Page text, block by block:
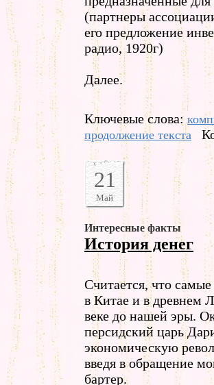
(партнеры
его предложение
радио, 1920г)
Далее.
Ключевые слова:
продолжение текста
21
Май
Интересные факты
История денег
Считается, что
в Китае и в древнем
веке до нашей эры.
персидский царь
экономическую
введя в обращение
бартер.